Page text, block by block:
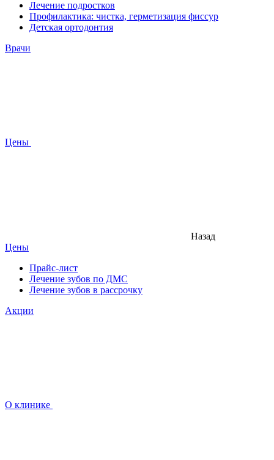
Лечение подростков
Профилактика: чистка, герметизация фиссур
Детская ортодонтия
Врачи
Цены
Назад
Цены
Прайс-лист
Лечение зубов по ДМС
Лечение зубов в рассрочку
Акции
О клинике